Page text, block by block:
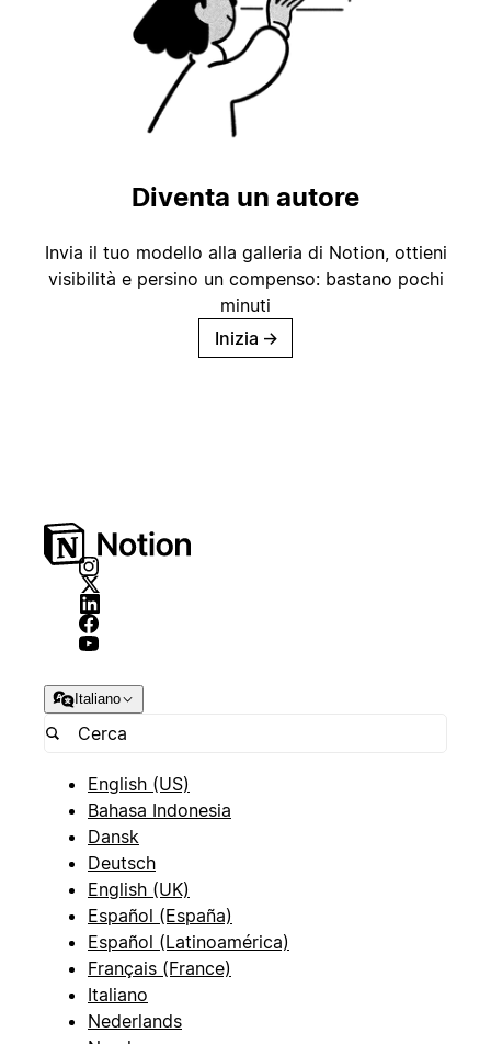
Diventa un autore
Invia il tuo modello alla galleria di Notion, ottieni
visibilità e persino un compenso: bastano pochi
minuti
Inizia →
Italiano
English (US)
Bahasa Indonesia
Dansk
Deutsch
English (UK)
Español (España)
Español (Latinoamérica)
Français (France)
Italiano
Nederlands